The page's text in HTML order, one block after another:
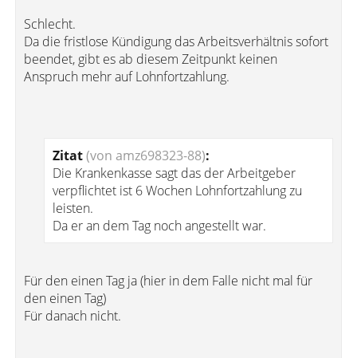
Schlecht.
Da die fristlose Kündigung das Arbeitsverhältnis sofort
beendet, gibt es ab diesem Zeitpunkt keinen
Anspruch mehr auf Lohnfortzahlung.
Zitat(von amz698323-88):
Die Krankenkasse sagt das der Arbeitgeber
verpflichtet ist 6 Wochen Lohnfortzahlung zu
leisten.
Da er an dem Tag noch angestellt war.
Für den einen Tag ja (hier in dem Falle nicht mal für
den einen Tag)
Für danach nicht.